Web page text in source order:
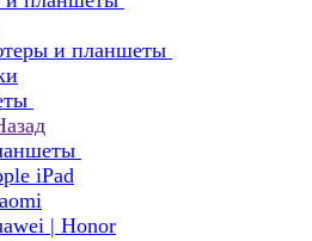
и планшеты
iPad
| Honor